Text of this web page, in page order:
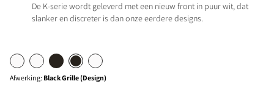
De K-serie wordt geleverd met een nieuw front in puur wit, dat
slanker en discreter is dan onze eerdere designs.
Afwerking: Black Grille (Design)